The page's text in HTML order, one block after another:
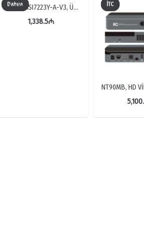
Dahua
DAHUA ASI7223Y-A-V3, Ü…
1,338.5₼
İTC
NT90MB, HD